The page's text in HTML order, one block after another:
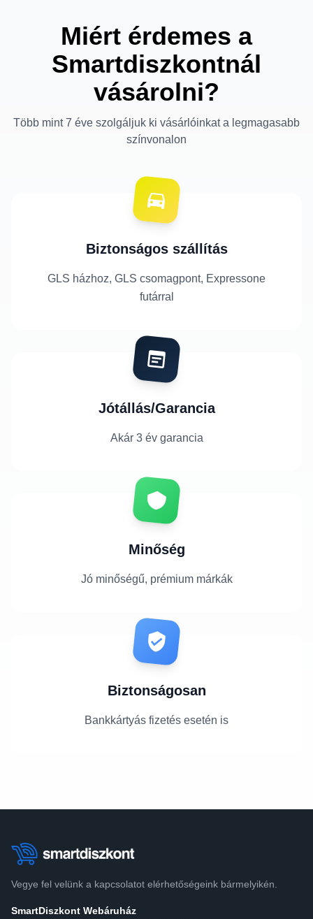
Miért érdemes a
Smartdiszkontnál
vásárolni?
Több mint 7 éve szolgáljuk ki vásárlóinkat a legmagasabb
színvonalon
Biztonságos szállítás
GLS házhoz, GLS csomagpont, Expressone
futárral
Jótállás/Garancia
Akár 3 év garancia
Minőség
Jó minőségű, prémium márkák
Biztonságosan
Bankkártyás fizetés esetén is
Vegye fel velünk a kapcsolatot elérhetőségeink bármelyikén.
SmartDiszkont Webáruház